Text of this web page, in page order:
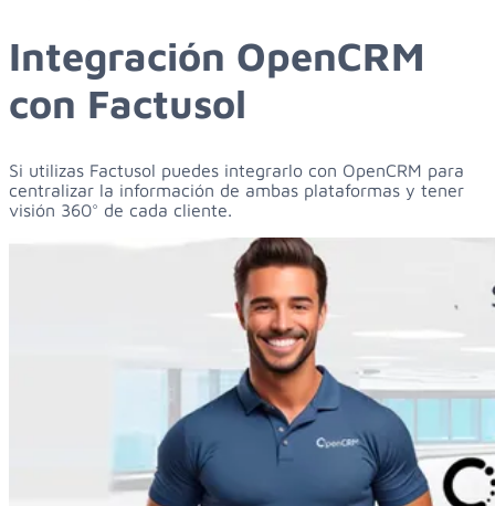
Integración OpenCRM
con Factusol
Si utilizas Factusol puedes integrarlo con OpenCRM para
centralizar la información de ambas plataformas y tener
visión 360° de cada cliente.